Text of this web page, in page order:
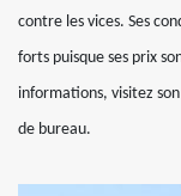
contre les vices. Ses
forts puisque ses prix
informations, visitez
de bureau.